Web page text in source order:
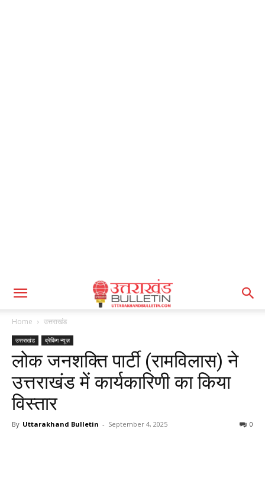
Home उत्तराखंड
उत्तराखंड ब्रेकिंग न्यूज़
लोक जनशक्ति पार्टी (रामविलास) ने
उत्तराखंड में कार्यकारिणी का किया
विस्तार
By Uttarakhand Bulletin - September 4, 2025 0